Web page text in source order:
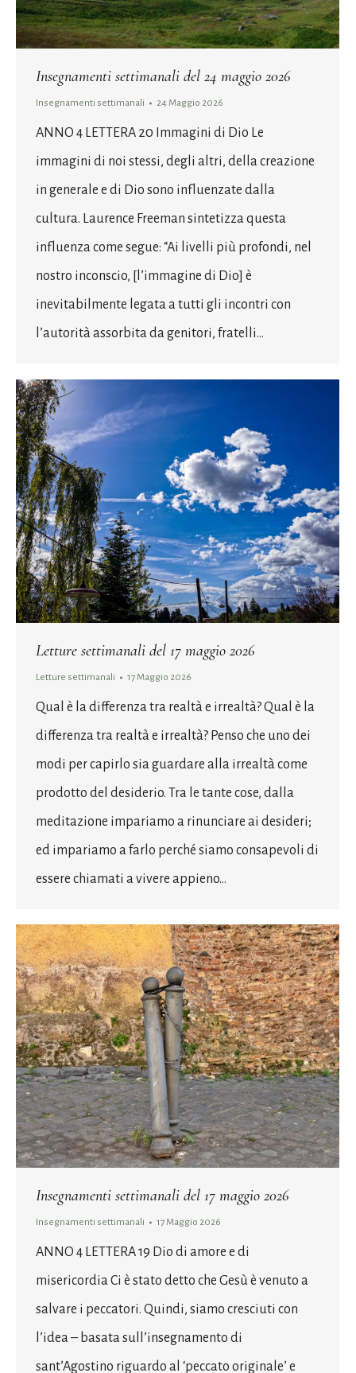
Insegnamenti settimanali del 24 maggio 2026
Insegnamenti settimanali 24 Maggio 2026
ANNO 4 LETTERA 20 Immagini di Dio Le
immagini di noi stessi, degli altri, della creazione
in generale e di Dio sono influenzate dalla
cultura. Laurence Freeman sintetizza questa
influenza come segue: “Ai livelli più profondi, nel
nostro inconscio, [l’immagine di Dio] è
inevitabilmente legata a tutti gli incontri con
l’autorità assorbita da genitori, fratelli…
Letture settimanali del 17 maggio 2026
Letture settimanali 17 Maggio 2026
Qual è la differenza tra realtà e irrealtà? Qual è la
differenza tra realtà e irrealtà? Penso che uno dei
modi per capirlo sia guardare alla irrealtà come
prodotto del desiderio. Tra le tante cose, dalla
meditazione impariamo a rinunciare ai desideri;
ed impariamo a farlo perché siamo consapevoli di
essere chiamati a vivere appieno…
Insegnamenti settimanali del 17 maggio 2026
Insegnamenti settimanali 17 Maggio 2026
ANNO 4 LETTERA 19 Dio di amore e di
misericordia Ci è stato detto che Gesù è venuto a
salvare i peccatori. Quindi, siamo cresciuti con
l’idea – basata sull’insegnamento di
sant’Agostino riguardo al ‘peccato originale’ e